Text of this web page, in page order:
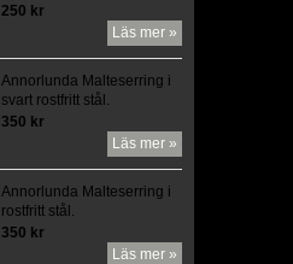
250 kr
Läs mer »
Annorlunda Malteserring i
svart rostfritt stål.
350 kr
Läs mer »
Annorlunda Malteserring i
rostfritt stål.
350 kr
Läs mer »